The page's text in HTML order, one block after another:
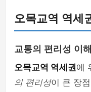
오목교역 역세
교통의 편리성 이해
오목교역 역세권에
의 편리성이 큰 장